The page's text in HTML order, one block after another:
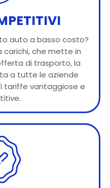
auto a basso costo?
carichi, che mette in
di trasporto, la
a tutte le aziende
tariffe vantaggiose e